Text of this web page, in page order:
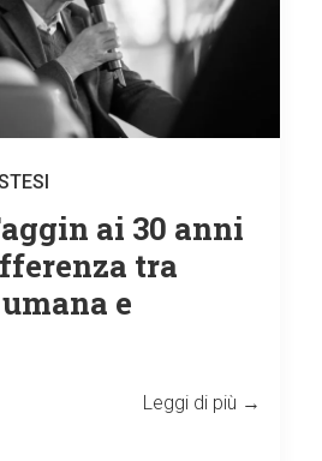
ai 30 anni
tra
e
Leggi di più →